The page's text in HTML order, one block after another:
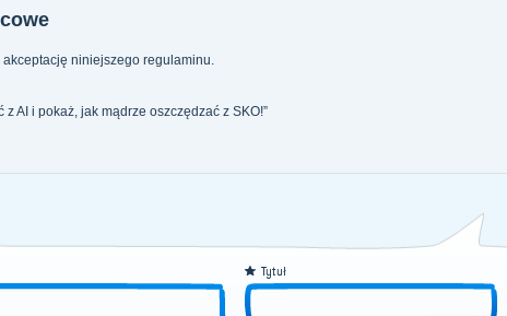
niniejszego regulaminu.
z AI i pokaż, jak mądrze oszczędzać z SKO!”
Tytuł